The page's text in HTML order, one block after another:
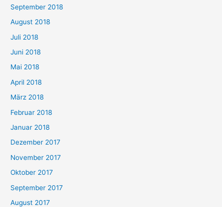
September 2018
August 2018
Juli 2018
Juni 2018
Mai 2018
April 2018
März 2018
Februar 2018
Januar 2018
Dezember 2017
November 2017
Oktober 2017
September 2017
August 2017